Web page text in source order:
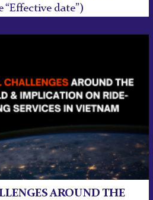
“Effective date”)
AROUND THE